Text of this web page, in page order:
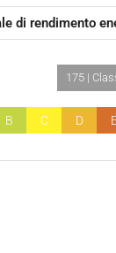
di rendimento
B C D
175 |